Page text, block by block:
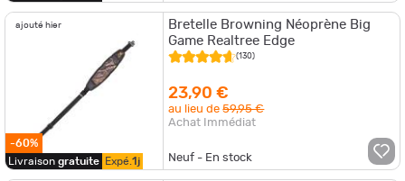
ajouté hier
-60%
Livraison gratuite Expé. 1j
Bretelle Browning Néoprène Big
Game Realtree Edge
(130)
23,90 €
au lieu de59,95 €
Achat Immédiat
Neuf - En stock